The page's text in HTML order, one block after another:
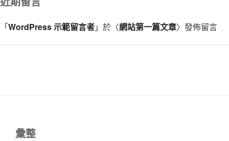
「WordPress 示範留言者」於〈網站第一篇文章〉發佈留言
彙整